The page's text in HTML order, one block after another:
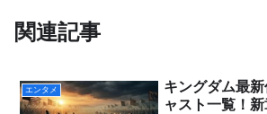
関連記事
エンタメ
キングダム最
ャスト一覧！